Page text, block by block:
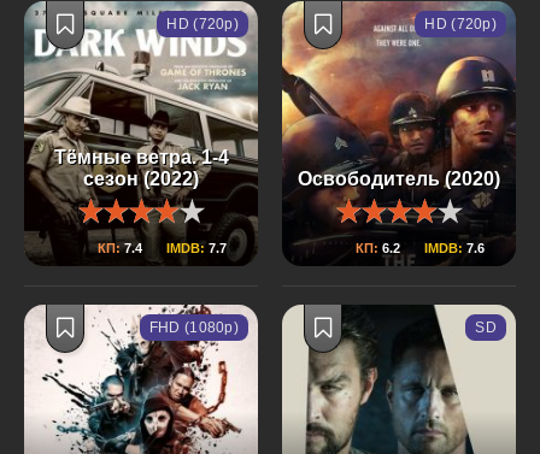
Тёмные ветра. 1-4
сезон (2022)
КП:7.4 IMDB: 7.7
HD (720p)
Освободитель (2020)
КП: 6.2 IMDB: 7.6
HD (720p)
FHD (1080p) SD